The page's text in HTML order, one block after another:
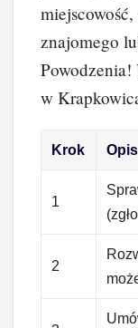
znajomego
Powodzenia!
w
Krok Opis
1
2